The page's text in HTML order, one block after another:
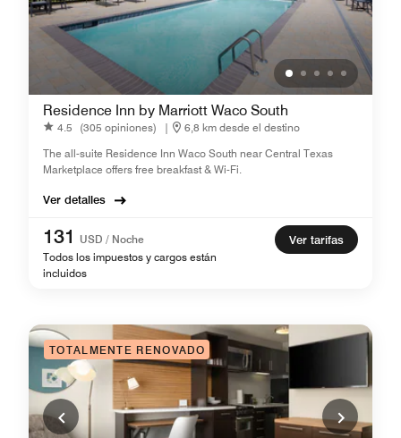
Residence Inn by Marriott Waco South
4.5 (305 opiniones) |
6,8 km desde el destino
The all-suite Residence Inn Waco South near Central Texas
Marketplace offers free breakfast & Wi-Fi.
Ver detalles
131
USD / Noche
Todos los impuestos y cargos están
incluidos
Ver tarifas
TOTALMENTE RENOVADO